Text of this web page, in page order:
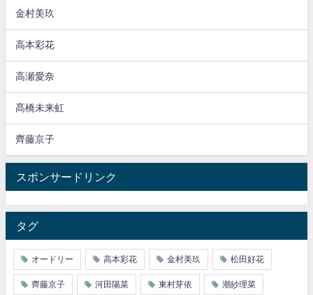
金村美玖
高本彩花
高瀬愛奈
髙橋未来虹
齊藤京子
スポンサードリンク
タグ
オードリー 高本彩花 金村美玖 松田好花
齊藤京子 河田陽菜 東村芽依 潮紗理菜